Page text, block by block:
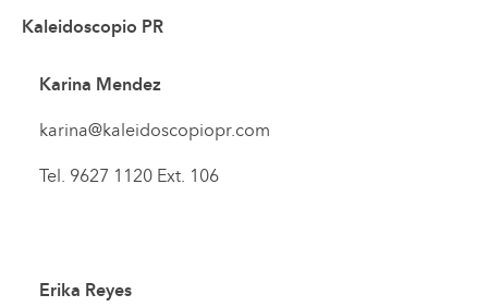
Kaleidoscopio PR
Karina Mendez
karina@kaleidoscopiopr.com
Tel. 9627 1120 Ext. 106
Erika Reyes